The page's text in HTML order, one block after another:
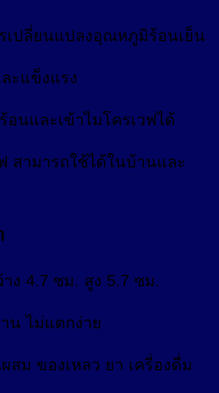
เปลี่ยนแปลงอุณหภูมิร้อนเย็น
ะแข็งแรง
นและเข้าไมโครเวฟได้
สามารถใช้ได้ในบ้านและ
ง 4.7 ซม. สูง 5.7 ซม.
น ไม่แตกง่าย
สม ของเหลว ยา เครื่องดื่ม